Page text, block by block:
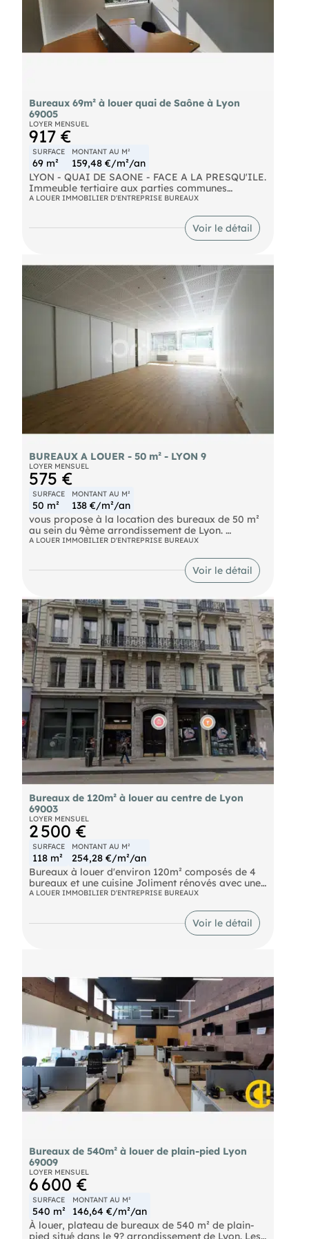
Bureaux 69m² à louer quai de Saône à Lyon
69005
LOYER MENSUEL
917 €
SURFACE
69 m²
MONTANT AU M²
159,48 €/m²/an
LYON - QUAI DE SAONE - FACE A LA PRESQU'ILE.
Immeuble tertiaire aux parties communes
rénovées. Bureaux à louer d'une surface de 69 m².
stationnement possible dans l'immeuble en sus.
Accès PMR. Frais d'agence : 30% HT d'un an de
loyer HT HC à la charge du preneur.
A LOUER IMMOBILIER D'ENTREPRISE BUREAUX
Voir le détail
BUREAUX A LOUER - 50 m² - LYON 9
LOYER MENSUEL
575 €
SURFACE
50 m²
MONTANT AU M²
138 €/m²/an
vous propose à la location des bureaux de 50 m²
au sein du 9ème arrondissement de Lyon.
- Loyer annuel : 6900 € HTHC
- Charges annuelles : 848.5 € HT
- Honoraires : 15% HT à la charge du preneur (soit
1 035,00 € HT)
A LOUER IMMOBILIER D'ENTREPRISE BUREAUX
Voir le détail
Bureaux de 120m² à louer au centre de Lyon
69003
LOYER MENSUEL
2 500 €
SURFACE
118 m²
MONTANT AU M²
254,28 €/m²/an
Bureaux à louer d'environ 120m² composés de 4
bureaux et une cuisine Joliment rénovés avec une
belle hauteur sous plafonds et lumineux En plein
A LOUER IMMOBILIER D'ENTREPRISE BUREAUX
Voir le détail
Bureaux de 540m² à louer de plain-pied Lyon
69009
LOYER MENSUEL
6 600 €
SURFACE
540 m²
MONTANT AU M²
146,64 €/m²/an
À louer, plateau de bureaux de 540 m² de plain-
pied situé dans le 9? arrondissement de Lyon. Les